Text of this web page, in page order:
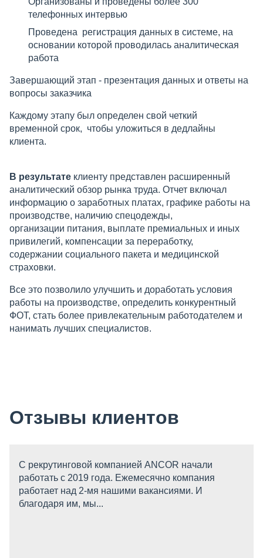
телефонных интервью
Проведена регистрация данных в системе, на
основании которой проводилась аналитическая
работа
Завершающий этап - презентация данных и ответы на
вопросы заказчика
Каждому этапу был определен свой четкий
временной срок, чтобы уложиться в дедлайны
клиента.
В результате клиенту представлен расширенный
аналитический обзор рынка труда. Отчет включал
информацию о заработных платах, графике работы на
производстве, наличию спецодежды,
организации питания, выплате премиальных и иных
привилегий, компенсации за переработку,
содержании социального пакета и медицинской
страховки.
Все это позволило улучшить и доработать условия
работы на производстве, определить конкурентный
ФОТ, стать более привлекательным работодателем и
нанимать лучших специалистов.
Отзывы клиентов
С рекрутинговой компанией ANCOR начали
работать c 2019 года. Ежемесячно компания
работает над 2-мя нашими вакансиями. И
благодаря им, мы...